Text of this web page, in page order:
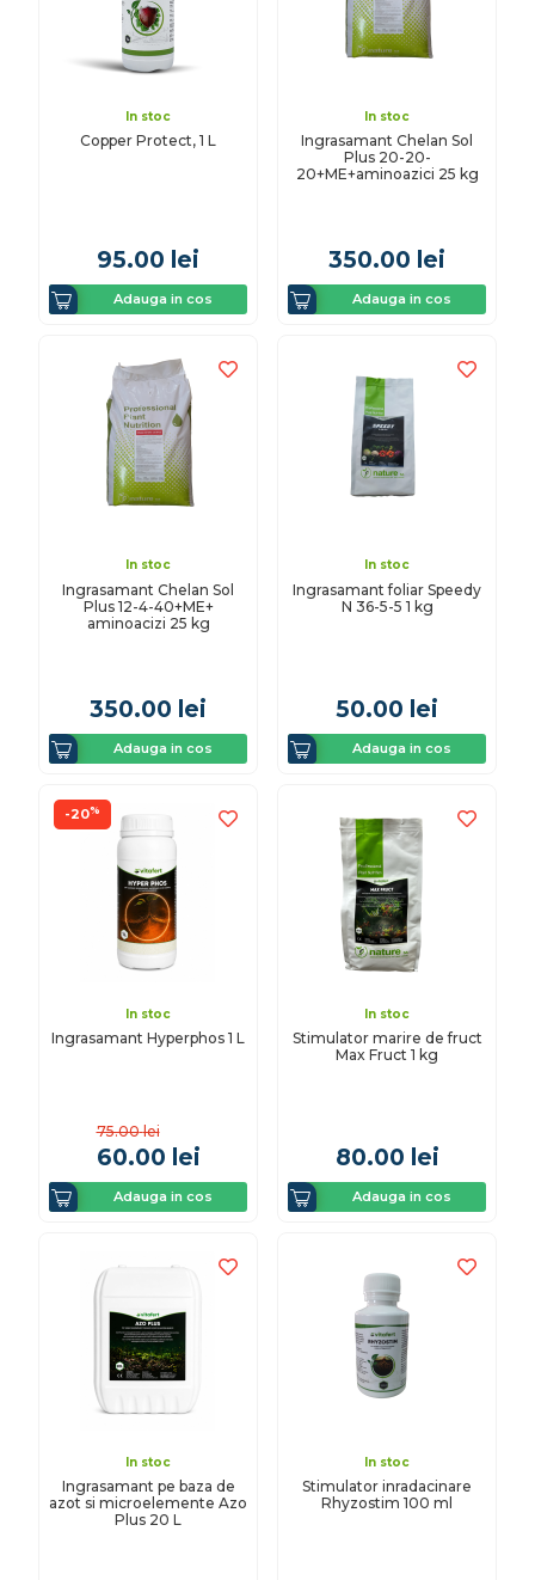
In stoc
Copper Protect, 1 L
95.00 lei
Adauga in cos
In stoc
Ingrasamant Chelan Sol
Plus 20-20-
20+ME+aminoazici 25 kg
350.00 lei
Adauga in cos
In stoc
Ingrasamant Chelan Sol
Plus 12-4-40+ME+
aminoacizi 25 kg
350.00 lei
Adauga in cos
In stoc
Ingrasamant foliar Speedy
N 36-5-5 1 kg
50.00 lei
Adauga in cos
-20%
In stoc
Ingrasamant Hyperphos 1 L
75.00 lei
60.00 lei
Adauga in cos
In stoc
Stimulator marire de fruct
Max Fruct 1 kg
80.00 lei
Adauga in cos
In stoc
Ingrasamant pe baza de
azot si microelemente Azo
Plus 20 L
In stoc
Stimulator inradacinare
Rhyzostim 100 ml